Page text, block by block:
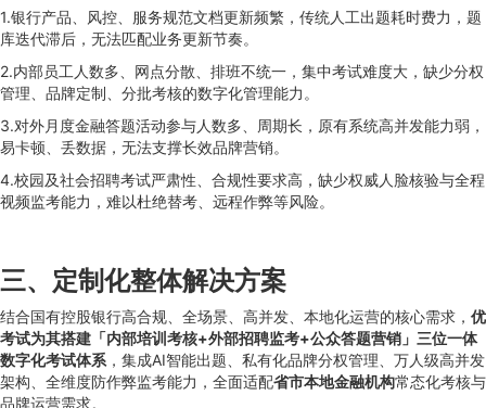
1.银行产品、风控、服务规范文档更新频繁，传统人工出题耗时费力，题
库迭代滞后，无法匹配业务更新节奏。
2.内部员工人数多、网点分散、排班不统一，集中考试难度大，缺少分权
管理、品牌定制、分批考核的数字化管理能力。
3.对外月度金融答题活动参与人数多、周期长，原有系统高并发能力弱，
易卡顿、丢数据，无法支撑长效品牌营销。
4.校园及社会招聘考试严肃性、合规性要求高，缺少权威人脸核验与全程
视频监考能力，难以杜绝替考、远程作弊等风险。
三、定制化整体解决方案
结合国有控股银行高合规、全场景、高并发、本地化运营的核心需求， 优
考试为其搭建「内部培训考核+外部招聘监考+公众答题营销」三位一体
数字化考试体系 ，集成AI智能出题、私有化品牌分权管理、万人级高并发
架构、全维度防作弊监考能力，全面适配省市本地金融机构常态化考核与
品牌运营需求。